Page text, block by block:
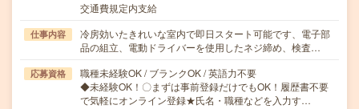
交通費規定内支給
仕事内容
冷房効いたきれいな室内で即日スタート可能です、電子部
品の組立、電動ドライバーを使用したネジ締め、検査…
応募資格
職種未経験OK / ブランクOK / 英語力不要
◆未経験OK！〇まずは事前登録だけでもOK！履歴書不要
で気軽にオンライン登録★氏名・職種などを入力す…